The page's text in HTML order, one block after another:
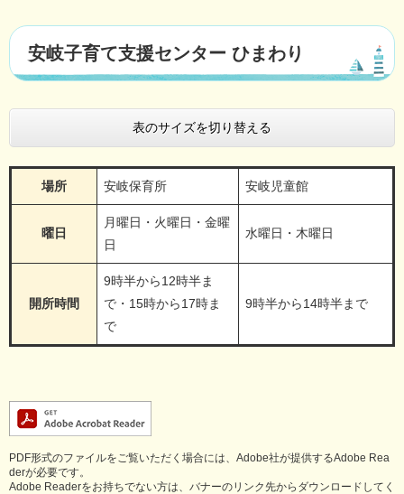
安岐子育て支援センター ひまわり
表のサイズを切り替える
場所 安岐保育所 安岐児童館
曜日
月曜日・火曜日・金曜
日
水曜日・木曜日
開所時間
9時半から12時半ま
で・15時から17時ま
で
9時半から14時半まで
PDF形式のファイルをご覧いただく場合には、Adobe社が提供するAdobe Rea
derが必要です。
Adobe Readerをお持ちでない方は、バナーのリンク先からダウンロードしてく